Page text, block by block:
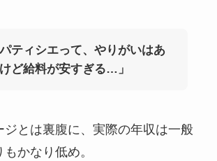
パティシエって、やりがいはあ
ど給料が安すぎる…」
ジとは裏腹に、実際の年収は一般
かなり低め。